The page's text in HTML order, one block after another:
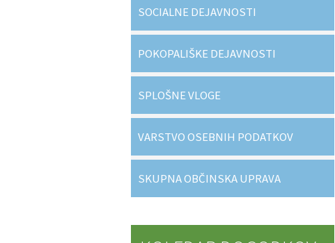
SOCIALNE DEJAVNOSTI
POKOPALIŠKE DEJAVNOSTI
SPLOŠNE VLOGE
VARSTVO OSEBNIH PODATKOV
SKUPNA OBČINSKA UPRAVA